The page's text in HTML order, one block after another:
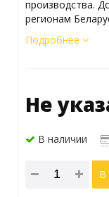
производства.
регионам
Подробнее
Не
В наличии
В